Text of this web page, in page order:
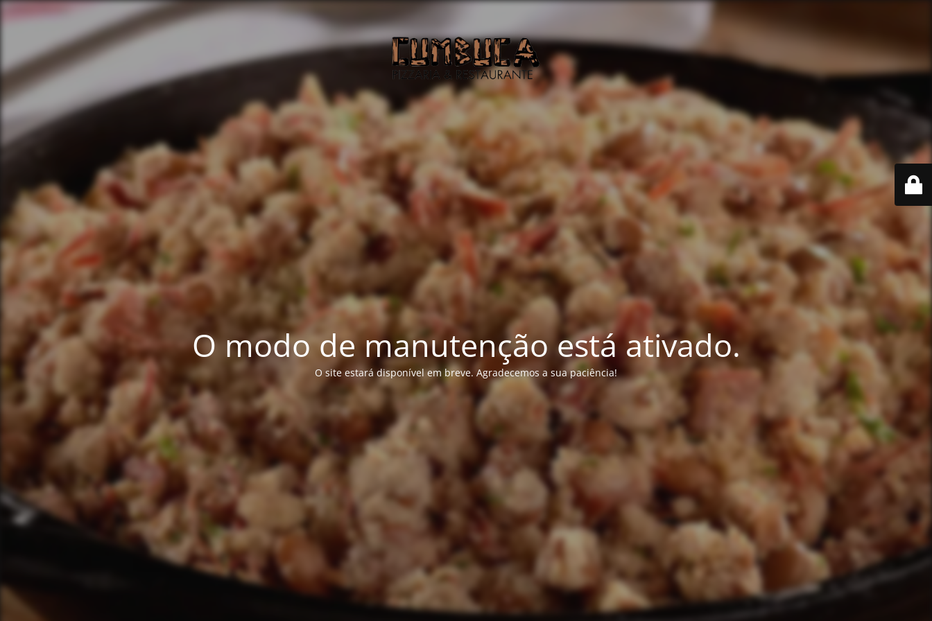
O modo de manutenção está ativado.
O site estará disponível em breve. Agradecemos a sua paciência!